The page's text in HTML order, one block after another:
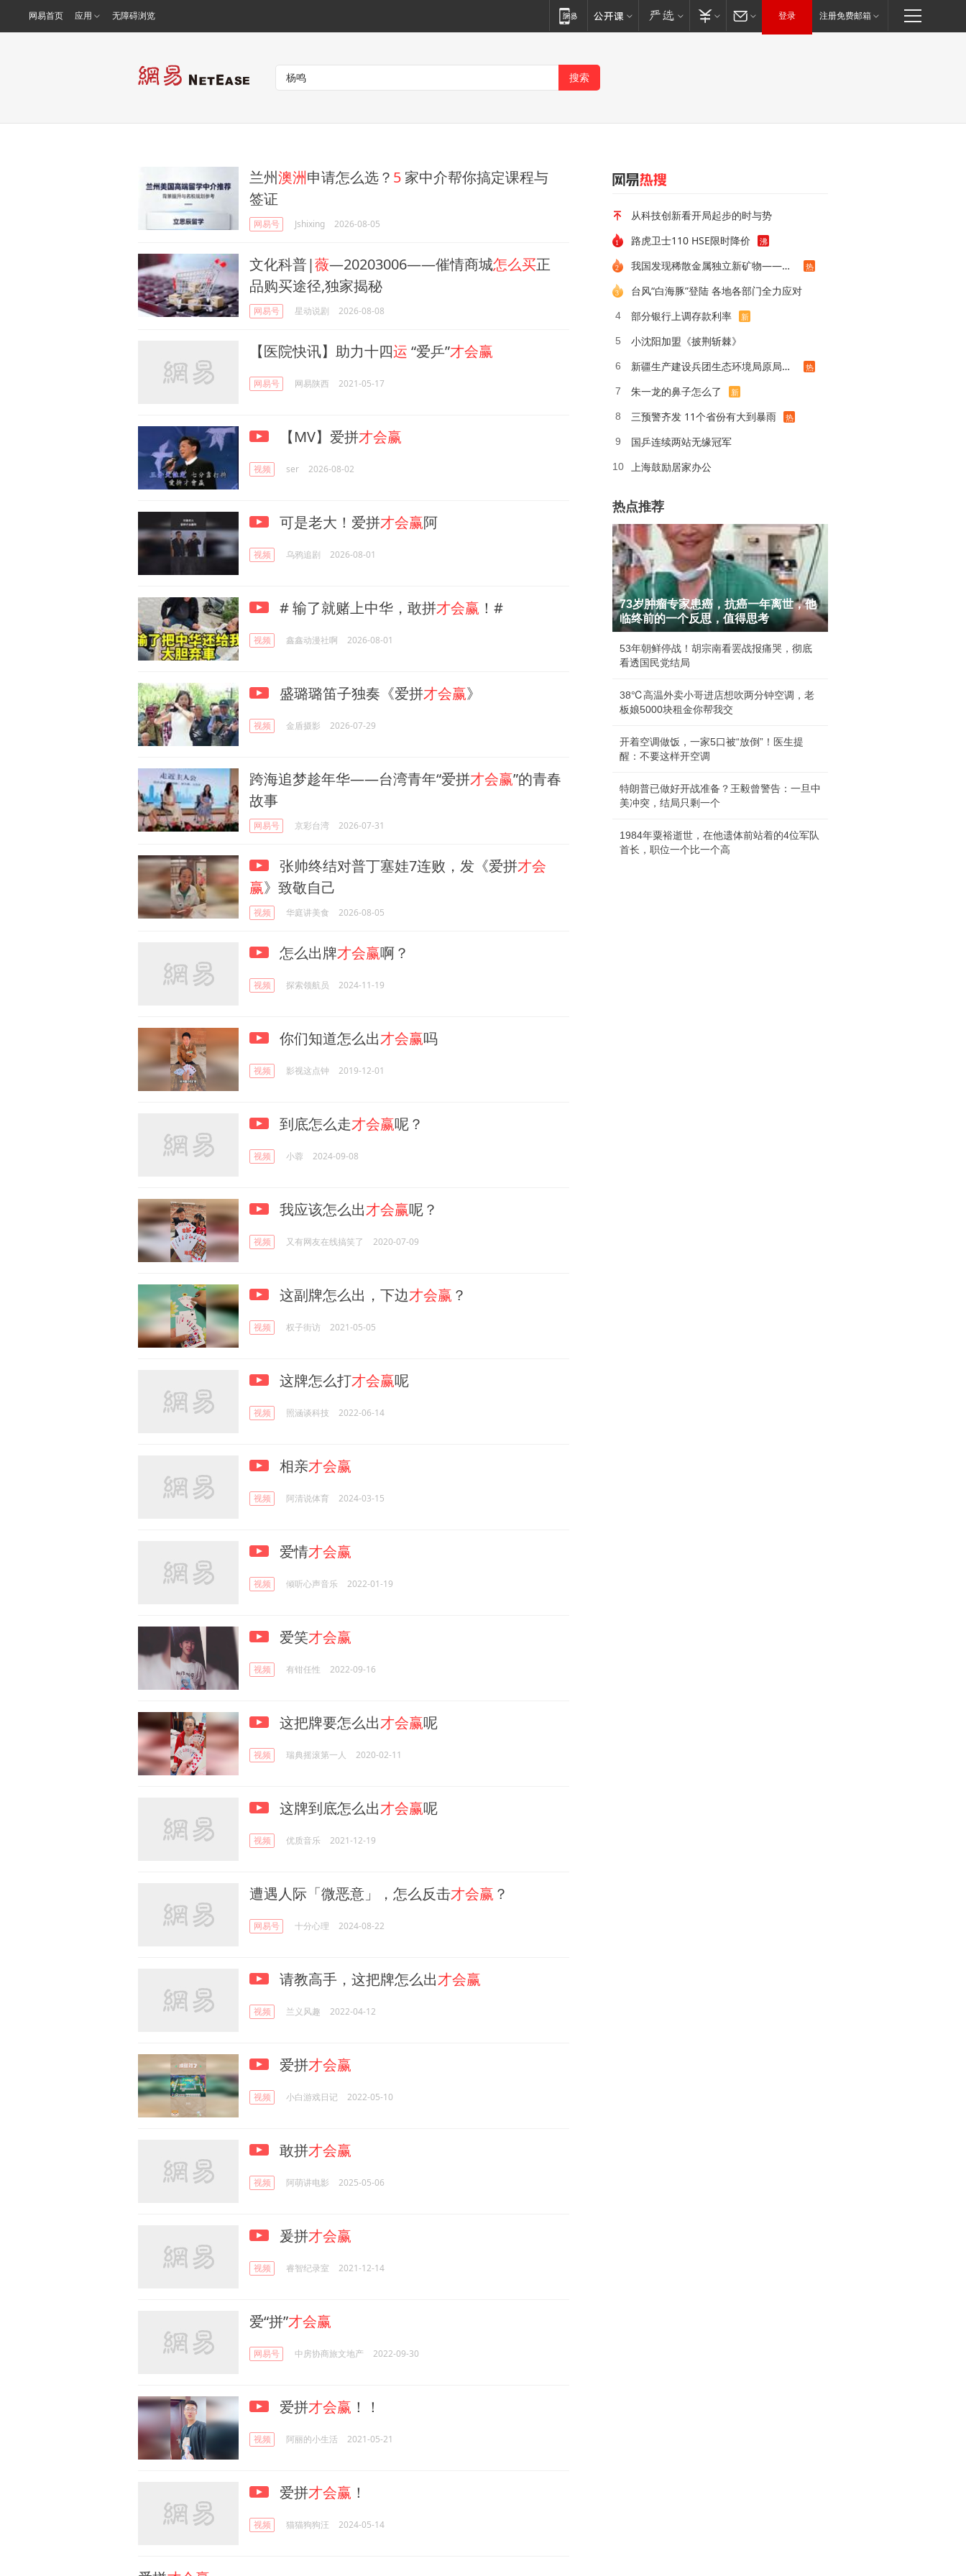
网易首页 应用 无障碍浏览 登录 注册免费邮箱
兰州澳洲申请怎么选？ 5 家中介帮你搞定课程与
签证
网易号 Jshixing 2026-08-05
文化科普|薇—20203006——催情商城怎么买正
品购买途径,独家揭秘
网易号 星动说剧 2026-08-08
【医院快讯】助力十四运 “爱乒”才会赢
网易号 网易陕西 2021-05-17
【MV】爱拼才会赢
视频 ser 2026-08-02
可是老大！爱拼才会赢阿
视频 乌鸦追剧 2026-08-01
# 输了就赌上中华，敢拼才会赢 ！#
视频 鑫鑫动漫社啊 2026-08-01
盛璐璐笛子独奏《爱拼才会赢》
视频 金盾摄影 2026-07-29
跨海追梦趁年华——台湾青年“爱拼才会赢”的青春
故事
网易号 京彩台湾 2026-07-31
张帅终结对普丁塞娃7连败，发《爱拼才会
赢》致敬自己
视频 华庭讲美食 2026-08-05
怎么出牌才会赢啊？
视频 探索领航员 2024-11-19
你们知道怎么出才会赢吗
视频 影视这点钟 2019-12-01
到底怎么走才会赢呢？
视频 小蓉 2024-09-08
我应该怎么出才会赢呢？
视频 又有网友在线搞笑了 2020-07-09
这副牌怎么出，下边才会赢 ？
视频 权子街访 2021-05-05
这牌怎么打才会赢呢
视频 照涵谈科技 2022-06-14
相亲才会赢
视频 阿清说体育 2024-03-15
爱情才会赢
视频 倾听心声音乐 2022-01-19
爱笑才会赢
视频 有钳任性 2022-09-16
这把牌要怎么出才会赢呢
视频 瑞典摇滚第一人 2020-02-11
这牌到底怎么出才会赢呢
视频 优质音乐 2021-12-19
遭遇人际「微恶意」，怎么反击才会赢 ？
网易号 十分心理 2024-08-22
请教高手，这把牌怎么出才会赢
视频 兰义风趣 2022-04-12
爱拼才会赢
视频 小白游戏日记 2022-05-10
敢拼才会赢
视频 阿萌讲电影 2025-05-06
爰拼才会赢
视频 睿智纪录室 2021-12-14
爱“拼”才会赢
网易号 中房协商旅文地产 2022-09-30
爱拼才会赢 ！！
视频 阿丽的小生活 2021-05-21
爱拼才会赢 ！
视频 猫猫狗狗汪 2024-05-14
从科技创新看开局起步的时与势
1
路虎卫士110 HSE限时降价 沸
2
我国发现稀散金属独立新矿物——乌斯河锗矿 热
3
台风“白海豚”登陆 各地各部门全力应对
4 部分银行上调存款利率 新
5 小沈阳加盟《披荆斩棘》
6 新疆生产建设兵团生态环境局原局长被查 热
7 朱一龙的鼻子怎么了 新
8 三预警齐发 11个省份有大到暴雨 热
9 国乒连续两站无缘冠军
10 上海鼓励居家办公
热点推荐
73岁肿瘤专家患癌，抗癌一年离世，他
临终前的一个反思，值得思考
53年朝鲜停战！胡宗南看罢战报痛哭，彻底
看透国民党结局
38℃高温外卖小哥进店想吹两分钟空调，老
板娘5000块租金你帮我交
开着空调做饭，一家5口被“放倒”！医生提
醒：不要这样开空调
特朗普已做好开战准备？王毅曾警告：一旦中
美冲突，结局只剩一个
1984年粟裕逝世，在他遗体前站着的4位军队
首长，职位一个比一个高